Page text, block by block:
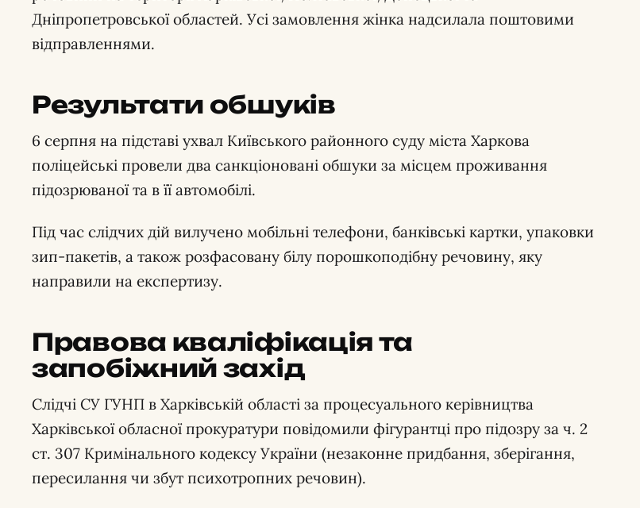
Дніпропетровської областей. Усі замовлення жінка надсилала поштовими
відправленнями.
Результати обшуків
6 серпня на підставі ухвал Київського районного суду міста Харкова
поліцейські провели два санкціоновані обшуки за місцем проживання
підозрюваної та в її автомобілі.
Під час слідчих дій вилучено мобільні телефони, банківські картки, упаковки
зип-пакетів, а також розфасовану білу порошкоподібну речовину, яку
направили на експертизу.
Правова кваліфікація та
запобіжний захід
Слідчі СУ ГУНП в Харківській області за процесуального керівництва
Харківської обласної прокуратури повідомили фігурантці про підозру за ч. 2
ст. 307 Кримінального кодексу України (незаконне придбання, зберігання,
пересилання чи збут психотропних речовин).